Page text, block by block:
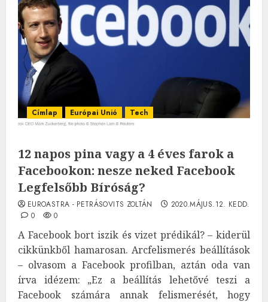
Címlap Európai Unió Tech
12 napos pina vagy a 4 éves farok a
Facebookon: nesze neked Facebook
Legfelsőbb Bíróság?
EUROASTRA - PETRÁSOVITS ZOLTÁN
2020.MÁJUS.12. KEDD.
0
0
A Facebook bort iszik és vizet prédikál? – kiderül
cikkünkből hamarosan. Arcfelismerés beállítások
– olvasom a Facebook profilban, aztán oda van
írva idézem: „Ez a beállítás lehetővé teszi a
Facebook számára annak felismerését, hogy